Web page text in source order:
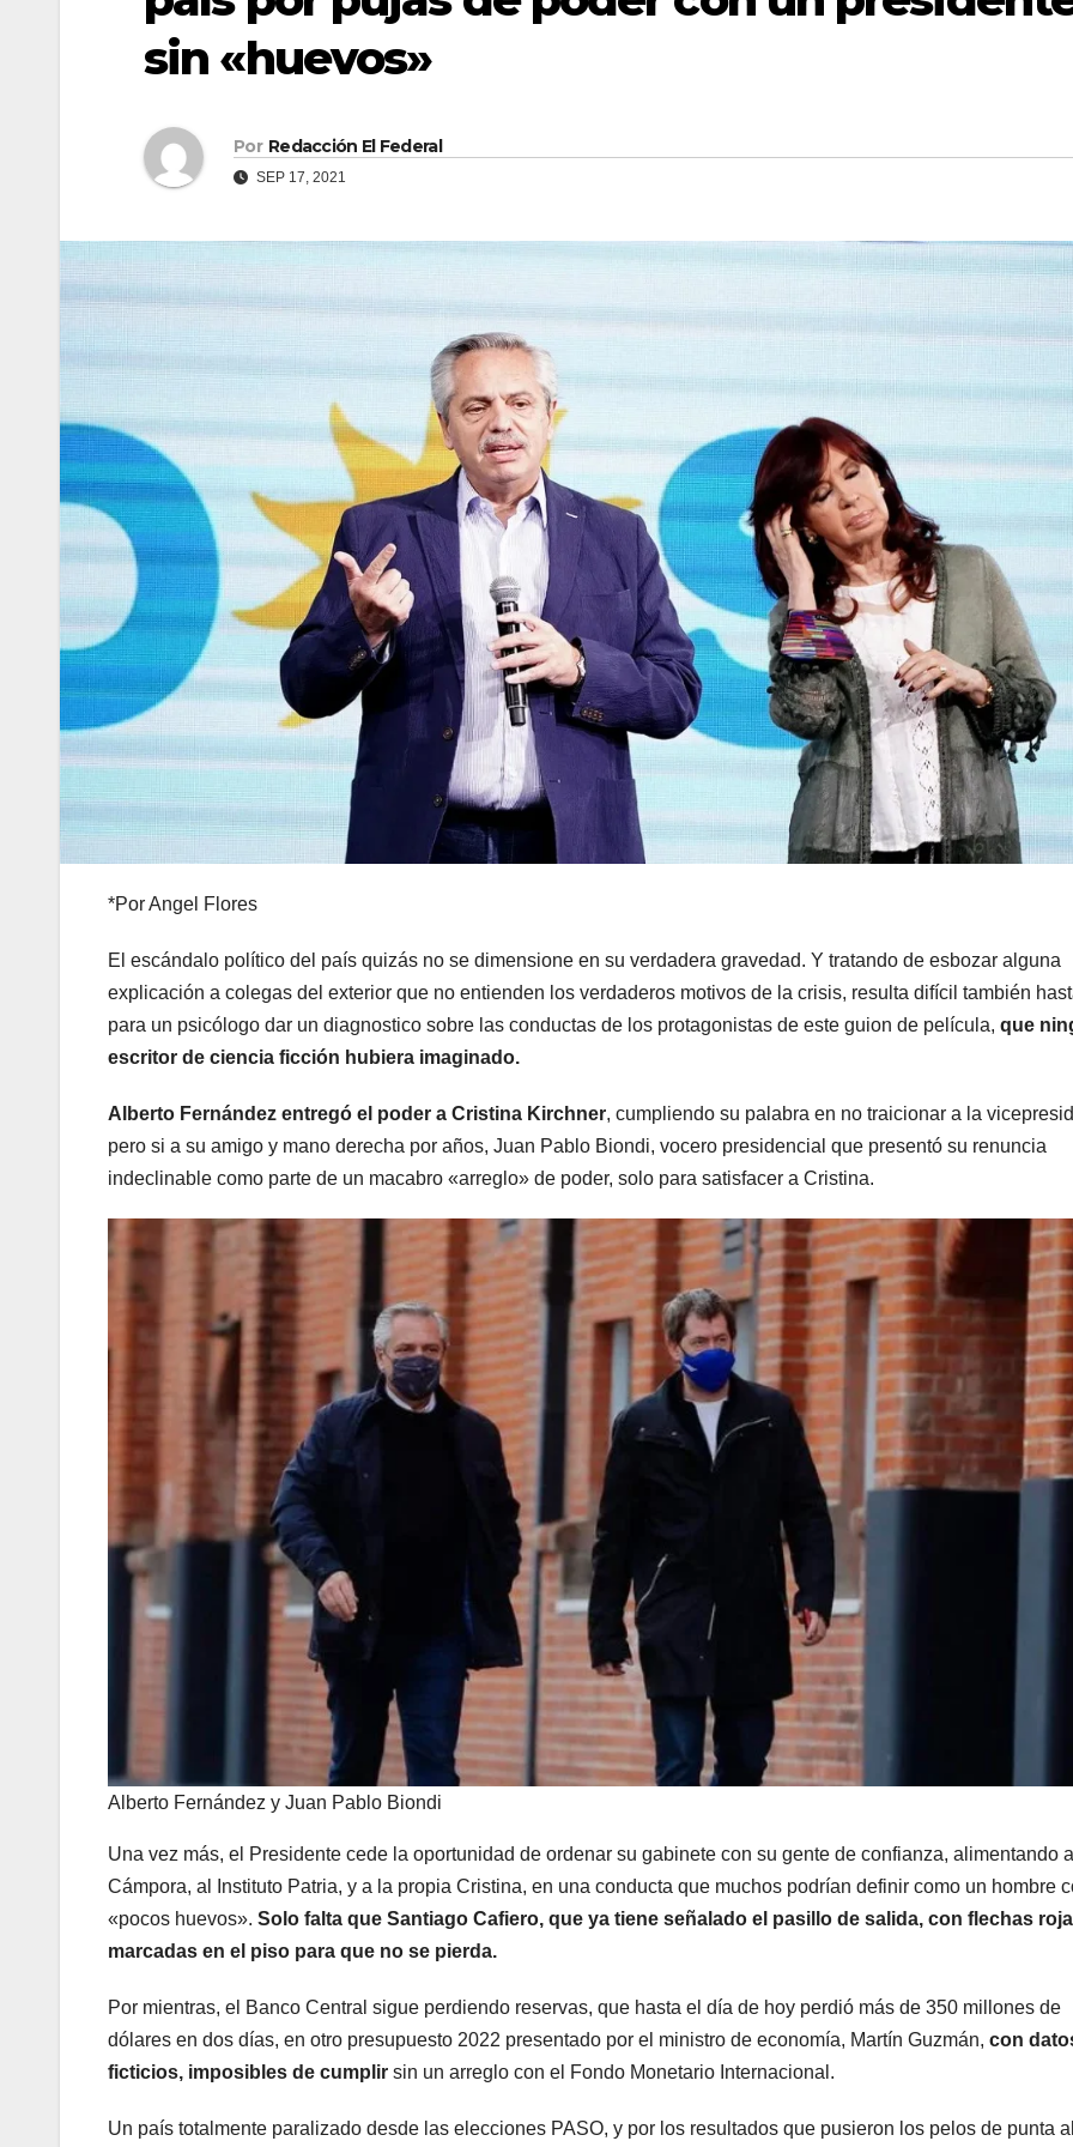
sin «huevos»
Por Redacción El Federal
SEP 17, 2021
*Por Angel Flores
El escándalo político del país quizás no se dimensione en su verdadera gravedad. Y tratando de esbozar alguna
explicación a colegas del exterior que no entienden los verdaderos motivos de la crisis, resulta difícil también
para un psicólogo dar un diagnostico sobre las conductas de los protagonistas de este guion de película, que
escritor de ciencia ficción hubiera imaginado.
Alberto Fernández entregó el poder a Cristina Kirchner, cumpliendo su palabra en no traicionar a la
pero si a su amigo y mano derecha por años, Juan Pablo Biondi, vocero presidencial que presentó su renuncia
indeclinable como parte de un macabro «arreglo» de poder, solo para satisfacer a Cristina.
Alberto Fernández y Juan Pablo Biondi
Una vez más, el Presidente cede la oportunidad de ordenar su gabinete con su gente de confianza, alimentando
Cámpora, al Instituto Patria, y a la propia Cristina, en una conducta que muchos podrían definir como un hombre
«pocos huevos». Solo falta que Santiago Cafiero, que ya tiene señalado el pasillo de salida, con flechas
marcadas en el piso para que no se pierda.
Por mientras, el Banco Central sigue perdiendo reservas, que hasta el día de hoy perdió más de 350 millones de
dólares en dos días, en otro presupuesto 2022 presentado por el ministro de economía, Martín Guzmán, con
ficticios, imposibles de cumplir sin un arreglo con el Fondo Monetario Internacional.
Un país totalmente paralizado desde las elecciones PASO, y por los resultados que pusieron los pelos de punta al
MENDOZA
Distintos
operativos en
el Gran
Mendoza
con cuatro
delincuentes
5 AGOSTO, 2026
MENDOZA
506
aire
WIFI y
tren
que
4 AGOSTO,
ARGENTINA
Al igual que
Fernández
Sagasti, ahora
un senador
radical pidió
votar en
forma remota
5 AGOSTO, 2026
ARGENTINA
una
“Es un